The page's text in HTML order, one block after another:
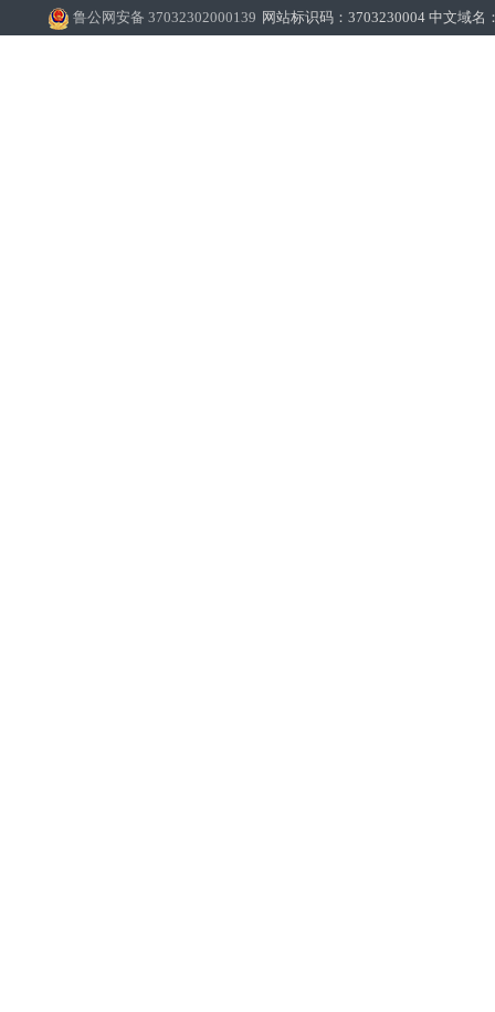
鲁公网安备 37032302000139 网站标识码：3703230004 中文域名